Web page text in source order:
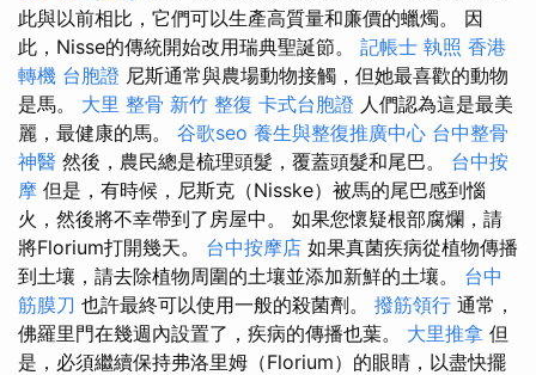
此與以前相比，它們可以生產高質量和廉價的蠟燭。 因
此，Nisse的傳統開始改用瑞典聖誕節。 記帳士 執照 香港
轉機 台胞證 尼斯通常與農場動物接觸，但她最喜歡的動物
是馬。 大里 整骨 新竹 整復 卡式台胞證 人們認為這是最美
麗，最健康的馬。 谷歌seo 養生與整復推廣中心 台中整骨
神醫 然後，農民總是梳理頭髮，覆蓋頭髮和尾巴。 台中按
摩 但是，有時候，尼斯克（Nisske）被馬的尾巴感到惱
火，然後將不幸帶到了房屋中。 如果您懷疑根部腐爛，請
將Florium打開幾天。 台中按摩店 如果真菌疾病從植物傳播
到土壤，請去除植物周圍的土壤並添加新鮮的土壤。 台中
筋膜刀 也許最終可以使用一般的殺菌劑。 撥筋領行 通常，
佛羅里門在幾週內設置了，疾病的傳播也葉。 大里推拿 但
是，必須繼續保持弗洛里姆（Florium）的眼睛，以盡快擺